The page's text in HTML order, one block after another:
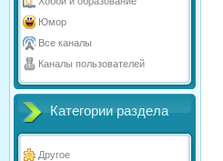
Юмор
Все каналы
Каналы пользователей
Категории раздела
Другое